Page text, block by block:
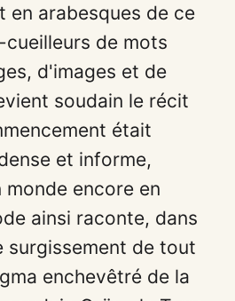
en arabesques de ce
de mots
d'images et de
soudain le récit
était
et informe,
encore en
ainsi raconte, dans
surgissement de tout
enchevêtré de la